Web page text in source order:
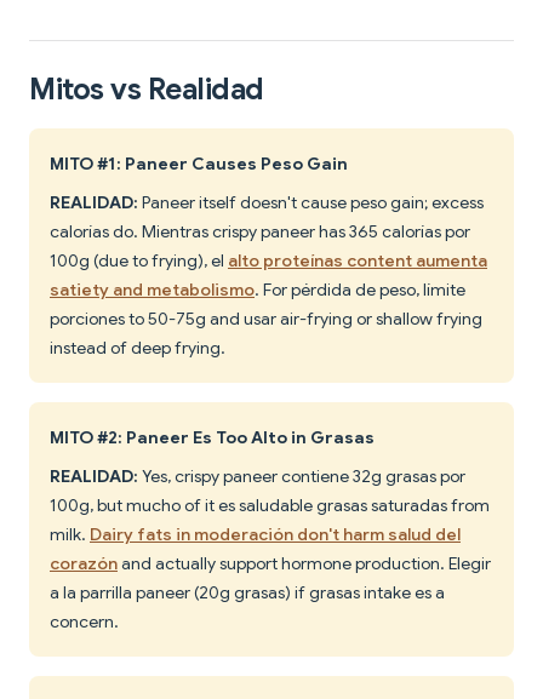
Mitos vs Realidad
MITO #1: Paneer Causes Peso Gain
REALIDAD: Paneer itself doesn't cause peso gain; excess
calorías do. Mientras crispy paneer has 365 calorías por
100g (due to frying), el alto proteínas content aumenta
satiety and metabolismo. For pérdida de peso, límite
porciones to 50-75g and usar air-frying or shallow frying
instead of deep frying.
MITO #2: Paneer Es Too Alto in Grasas
REALIDAD: Yes, crispy paneer contiene 32g grasas por
100g, but mucho of it es saludable grasas saturadas from
milk. Dairy fats in moderación don't harm salud del
corazónand actually support hormone production. Elegir
a la parrilla paneer (20g grasas) if grasas intake es a
concern.